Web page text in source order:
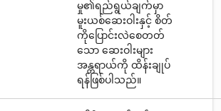
မှု၏ရည်ရွယ်ချက်မှာ
မူးယစ်ဆေးဝါးနှင့် စိတ်
ကိုပြောင်းလဲစေတတ်
သော ဆေးဝါးများ
အန္တရာယ်ကို ထိန်းချုပ်
ရန်ဖြစ်ပါသည်။